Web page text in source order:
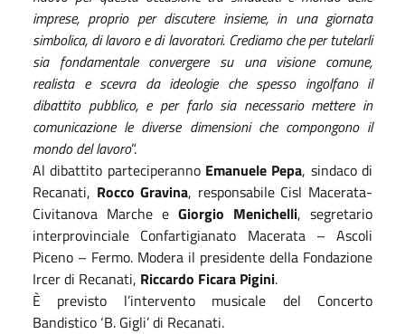
imprese, proprio per discutere insieme, in una giornata
simbolica, di lavoro e di lavoratori. Crediamo che per tutelarli
sia fondamentale convergere su una visione comune,
realista e scevra da ideologie che spesso ingolfano il
dibattito pubblico, e per farlo sia necessario mettere in
comunicazione le diverse dimensioni che compongono il
mondo del lavoro”.
Al dibattito parteciperanno Emanuele Pepa, sindaco di
Recanati, Rocco Gravina, responsabile Cisl Macerata-
Civitanova Marche e Giorgio Menichelli, segretario
interprovinciale Confartigianato Macerata – Ascoli
Piceno – Fermo. Modera il presidente della Fondazione
Ircer di Recanati, Riccardo Ficara Pigini.
È previsto l’intervento musicale del Concerto
Bandistico ‘B. Gigli’ di Recanati.